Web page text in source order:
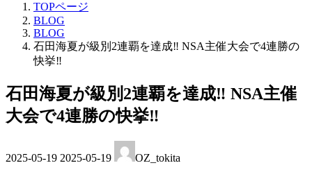
TOPページ
BLOG
BLOG
石田海夏が級別2連覇を達成‼︎ NSA主催大会で4連勝の
快挙‼︎
石田海夏が級別2連覇を達成‼︎ NSA主催
大会で4連勝の快挙‼︎
2025-05-19 終
2025-05-19 OZ_tokita